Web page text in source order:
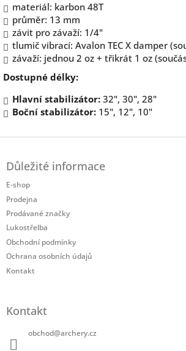
materiál: karbon 48T
průměr: 13 mm
závit pro závaží: 1/4"
tlumič vibrací: Avalon TEC X damper
závaží: jednou 2 oz + třikrát 1 oz
Dostupné délky:
Hlavní stabilizátor: 32", 30", 28"
Boční stabilizátor: 15", 12", 10"
Důležité informace
E-shop
Prodejna
Prodávané značky
Lukostřelba
Obchodní podmínky
Ochrana osobních údajů
Kontakt
Kontakt
obchod@archery.cz